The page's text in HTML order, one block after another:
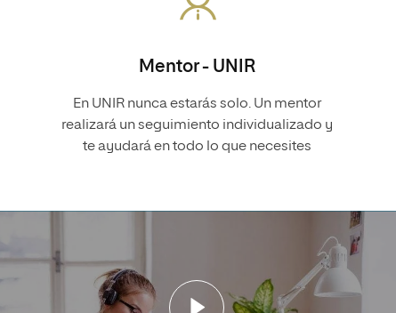
Mentor - UNIR
En UNIR nunca estarás solo. Un mentor
realizará un seguimiento individualizado y
te ayudará en todo lo que necesites